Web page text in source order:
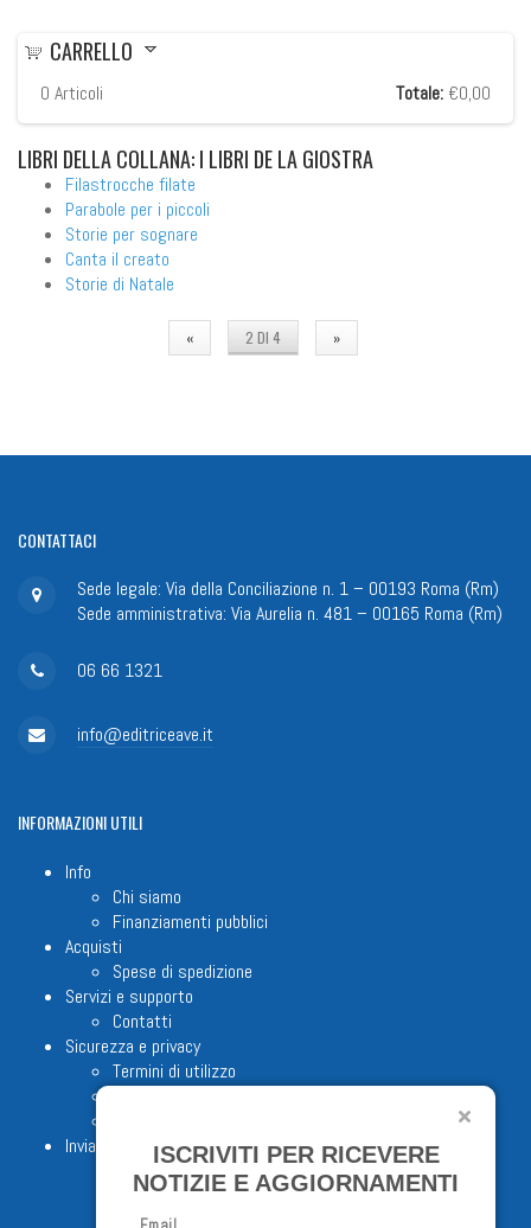
CARRELLO
0 Articoli Totale: €0,00
LIBRI DELLA COLLANA: I LIBRI DE LA GIOSTRA
Filastrocche filate
Parabole per i piccoli
Storie per sognare
Canta il creato
Storie di Natale
« 2 DI 4 »
CONTATTACI
Sede legale: Via della Conciliazione n. 1 – 00193 Roma (Rm)
Sede amministrativa: Via Aurelia n. 481 – 00165 Roma (Rm)
06 66 1321
info@editriceave.it
INFORMAZIONIUTILI
Info
Chi siamo
Finanziamenti pubblici
Acquisti
Spese di spedizione
Servizi e supporto
Contatti
Sicurezza e privacy
Termini di utilizzo
Invia proposta editorialeISCRIVITI PER RICEVERE
NOTIZIE E AGGIORNAMENTI